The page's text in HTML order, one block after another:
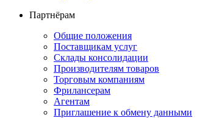
Партнёрам
Общие положения
Поставщикам услуг
Склады консолидации
Производителям товаров
Торговым компаниям
Фрилансерам
Агентам
Приглашение к обмену данными